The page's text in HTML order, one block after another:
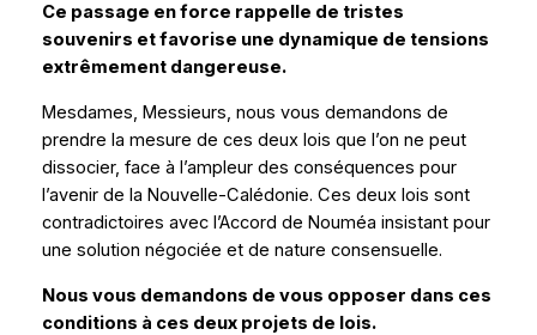
Ce passage en force rappelle de tristes
souvenirs et favorise une dynamique de tensions
extrêmement dangereuse.
Mesdames, Messieurs, nous vous demandons de
prendre la mesure de ces deux lois que l’on ne peut
dissocier, face à l’ampleur des conséquences pour
l’avenir de la Nouvelle-Calédonie. Ces deux lois sont
contradictoires avec l’Accord de Nouméa insistant pour
une solution négociée et de nature consensuelle.
Nous vous demandons de vous opposer dans ces
conditions à ces deux projets de lois.